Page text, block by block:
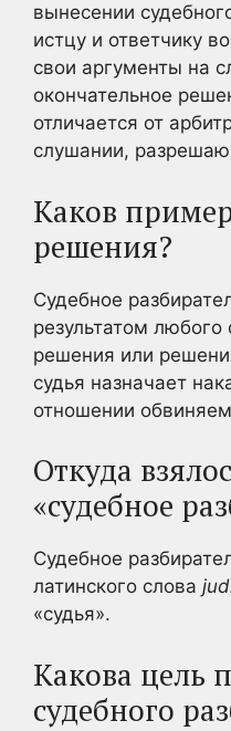
вынесении
истцу и ответчику
свои аргументы на
окончательное
отличается от
слушании,
Каков
решения?
Судебное
результатом
решения или
судья назначает
отношении
Откуда
«судебное
Судебное
латинского слова
«судья».
Какова цель
судебного